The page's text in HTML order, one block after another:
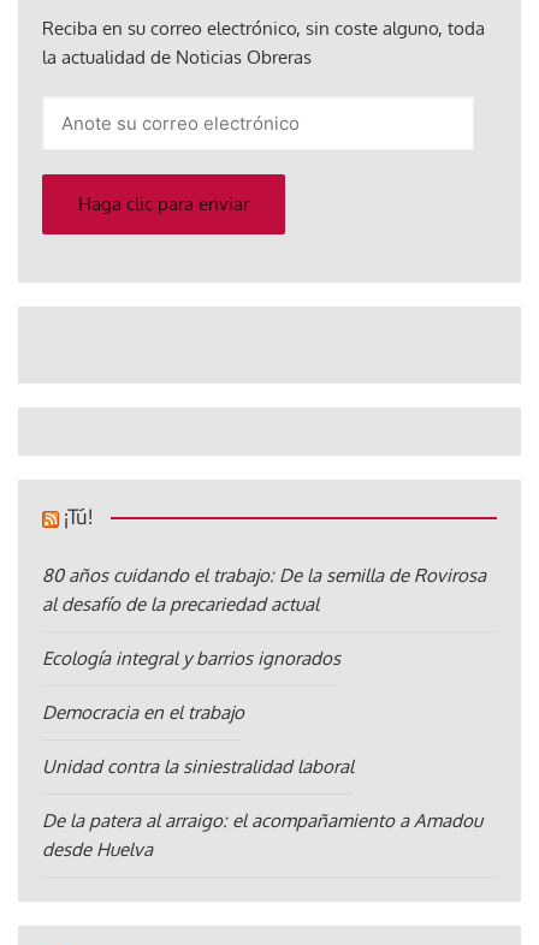
Reciba en su correo electrónico, sin coste alguno, toda
la actualidad de Noticias Obreras
electrónico
Haga clic para enviar
¡Tú!
80 años cuidando el trabajo: De la semilla de Rovirosa
al desafío de la precariedad actual
Ecología integral y barrios ignorados
Democracia en el trabajo
Unidad contra la siniestralidad laboral
De la patera al arraigo: el acompañamiento a Amadou
desde Huelva